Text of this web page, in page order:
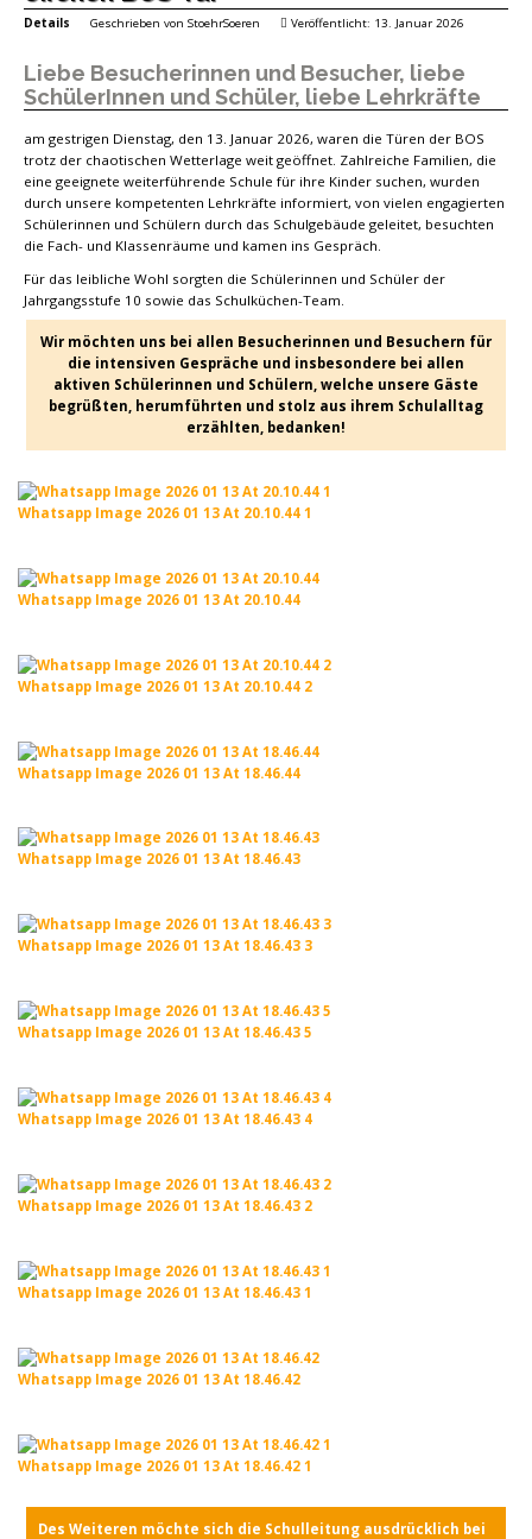
Details Geschrieben von StoehrSoeren Veröffentlicht: 13. Januar 2026
Liebe Besucherinnen und Besucher, liebe
SchülerInnen und Schüler, liebe Lehrkräfte
am gestrigen Dienstag, den 13. Januar 2026, waren die Türen der BOS
trotz der chaotischen Wetterlage weit geöffnet. Zahlreiche Familien, die
eine geeignete weiterführende Schule für ihre Kinder suchen, wurden
durch unsere kompetenten Lehrkräfte informiert, von vielen engagierten
Schülerinnen und Schülern durch das Schulgebäude geleitet, besuchten
die Fach- und Klassenräume und kamen ins Gespräch.
Für das leibliche Wohl sorgten die Schülerinnen und Schüler der
Jahrgangsstufe 10 sowie das Schulküchen-Team.
Wir möchten uns bei allen Besucherinnen und Besuchern für
die intensiven Gespräche und insbesondere bei allen
aktiven Schülerinnen und Schülern, welche unsere Gäste
begrüßten, herumführten und stolz aus ihrem Schulalltag
erzählten, bedanken!
Whatsapp Image 2026 01 13 At 20.10.44 1
Whatsapp Image 2026 01 13 At 20.10.44
Whatsapp Image 2026 01 13 At 20.10.44 2
Whatsapp Image 2026 01 13 At 18.46.44
Whatsapp Image 2026 01 13 At 18.46.43
Whatsapp Image 2026 01 13 At 18.46.43 3
Whatsapp Image 2026 01 13 At 18.46.43 5
Whatsapp Image 2026 01 13 At 18.46.43 4
Whatsapp Image 2026 01 13 At 18.46.43 2
Whatsapp Image 2026 01 13 At 18.46.43 1
Whatsapp Image 2026 01 13 At 18.46.42
Whatsapp Image 2026 01 13 At 18.46.42 1
Des Weiteren möchte sich die Schulleitung ausdrücklich bei